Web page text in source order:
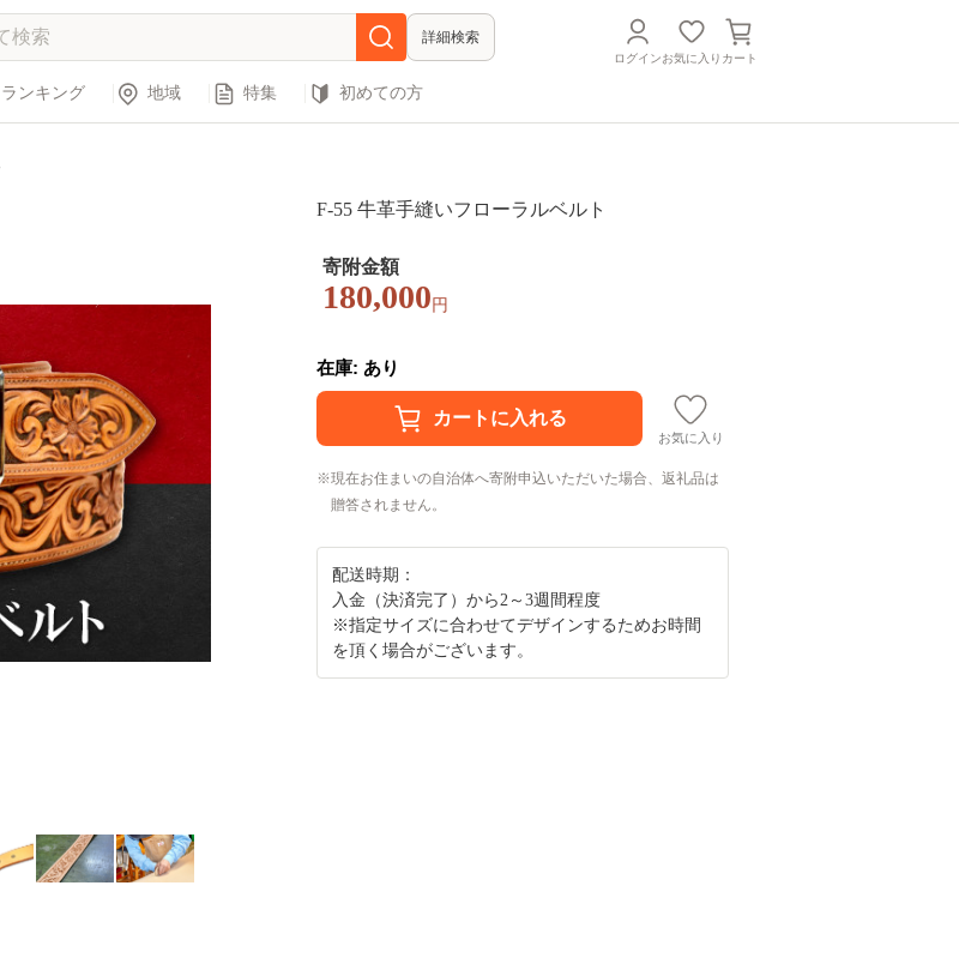
詳細検索
ログインお気に入り カート
ランキング 地域 特集 初めての方
F-55 牛革手縫いフローラルベルト
寄附金額
180,000 円
在庫: あり
お気に入り
現在お住まいの自治体へ寄附申込いただいた場合、返礼品は
贈答されません。
配送時期：
入金（決済完了）から2～3週間程度
※指定サイズに合わせてデザインするためお時間
を頂く場合がございます。